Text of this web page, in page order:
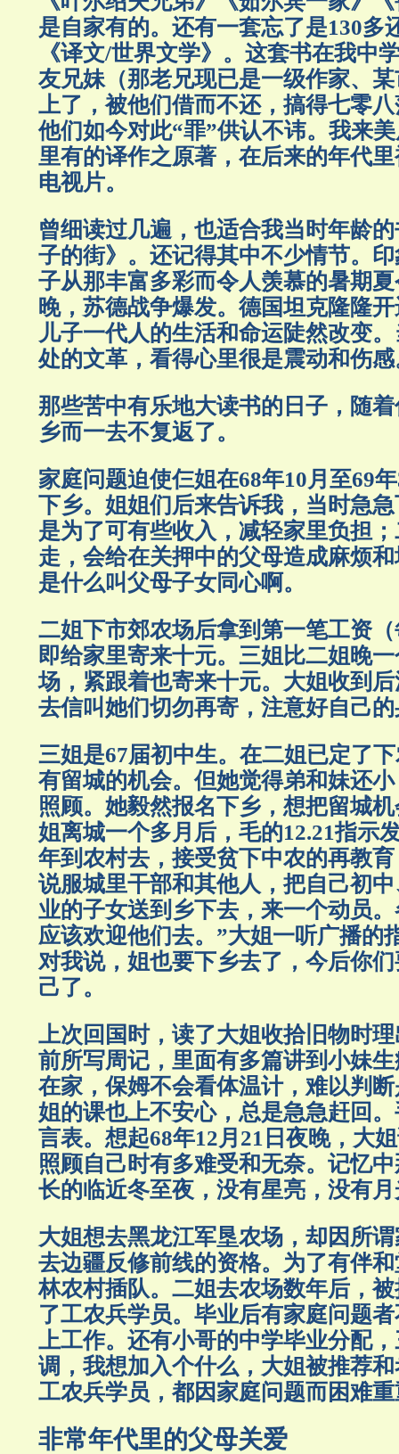
是自家有的。还有一套忘了是130多
《译文/世界文学》。这套书在我中
友兄妹（那老兄现已是一级作家、
上了，被他们借而不还，搞得七零
他们如今对此“罪”供认不讳。我来
里有的译作之原著，在后来的年代
电视片。
曾细读过几遍，也适合我当时年龄
子的街》。还记得其中不少情节。
子从那丰富多彩而令人羡慕的暑期
晚，苏德战争爆发。德国坦克隆隆
儿子一代人的生活和命运陡然改变
处的文革，看得心里很是震动和伤
那些苦中有乐地大读书的日子，随
乡而一去不复返了。
家庭问题迫使仨姐在68年10月至69
下乡。姐姐们后来告诉我，当时急
是为了可有些收入，减轻家里负担
走，会给在关押中的父母造成麻烦
是什么叫父母子女同心啊。
二姐下市郊农场后拿到第一笔工资
即给家里寄来十元。三姐比二姐晚
场，紧跟着也寄来十元。大姐收到
去信叫她们切勿再寄，注意好自己
三姐是67届初中生。在二姐已定了
有留城的机会。但她觉得弟和妹还
照顾。她毅然报名下乡，想把留城
姐离城一个多月后，毛的12.21指示
年到农村去，接受贫下中农的再教
说服城里干部和其他人，把自己初
业的子女送到乡下去，来一个动员
应该欢迎他们去。”大姐一听广播的
对我说，姐也要下乡去了，今后你
己了。
上次回国时，读了大姐收拾旧物时
前所写周记，里面有多篇讲到小妹
在家，保姆不会看体温计，难以判
姐的课也上不安心，总是急急赶回
言表。想起68年12月21日夜晚，大
照顾自己时有多难受和无奈。记忆
长的临近冬至夜，没有星亮，没有
大姐想去黑龙江军垦农场，却因所
去边疆反修前线的资格。为了有伴
林农村插队。二姐去农场数年后，
了工农兵学员。毕业后有家庭问题
上工作。还有小哥的中学毕业分配
调，我想加入个什么，大姐被推荐
工农兵学员，都因家庭问题而困难
非常年代里的父母关爱